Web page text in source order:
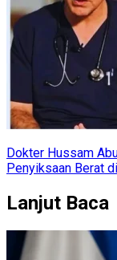
Dokter Hussam
Penyiksaan Berat
Lanjut Baca